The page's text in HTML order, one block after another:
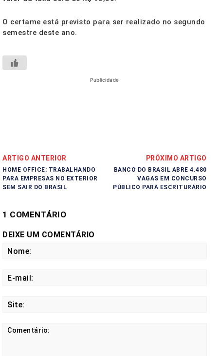
O certame está previsto para ser realizado no segundo
semestre deste ano.
Publicidade
ARTIGO ANTERIOR
HOME OFFICE: TRABALHANDO
PARA EMPRESAS NO EXTERIOR
SEM SAIR DO BRASIL
PRÓXIMO ARTIGO
BANCO DO BRASIL ABRE 4.480
VAGAS EM CONCURSO
PÚBLICO PARA ESCRITURÁRIO
1 COMENTÁRIO
DEIXE UM COMENTÁRIO